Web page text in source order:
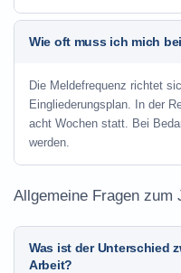
Wie oft muss ich mich
Die Meldefrequenz richtet
Eingliederungsplan. In der
acht Wochen statt. Bei
werden.
Allgemeine Fragen zum
Was ist der Unterschied
Arbeit?